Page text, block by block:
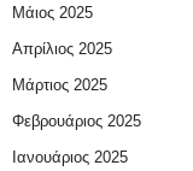
Μάιος 2025
Απρίλιος 2025
Μάρτιος 2025
Φεβρουάριος 2025
Ιανουάριος 2025